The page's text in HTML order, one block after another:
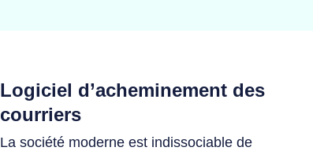
Logiciel d’acheminement des
courriers
La société moderne est indissociable de